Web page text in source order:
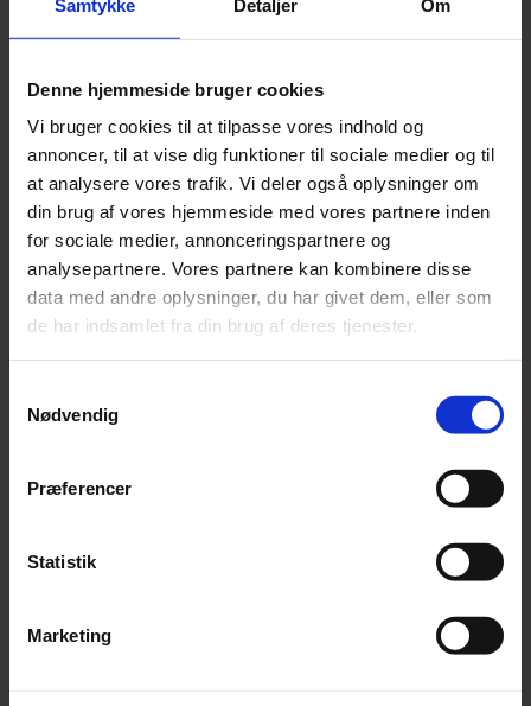
Samtykke Detaljer Om
Denne hjemmeside bruger cookies
Vi bruger cookies til at tilpasse vores indhold og
annoncer, til at vise dig funktioner til sociale medier og til
at analysere vores trafik. Vi deler også oplysninger om
din brug af vores hjemmeside med vores partnere inden
for sociale medier, annonceringspartnere og
analysepartnere. Vores partnere kan kombinere disse
data med andre oplysninger, du har givet dem, eller som
de har indsamlet fra din brug af deres tjenester.
Nødvendig
Præferencer
Statistik
Marketing
Bier og andre nytteinsekter bliver ikke lokket til.
Lokkemidlet skal opbevares tørt og køligt i en lukket beholder
udenfor børns rækkevidde.
Hvis du får hvepselokkemiddel i øjnene, skal du skylle dem med
rindende vand i minimum 15 minutter. Selvom lokkemidlet er
biologisk, bør du skylle munden grundigt med vand, og søge læge
hvis du kommer til at indtage det. Lokkemidlet kan vaskes af tøj og
hud med vand og sæbe.
SKU
5060525033599
Weight 1 kg
Relaterede produkter
Pris: kr.199,00